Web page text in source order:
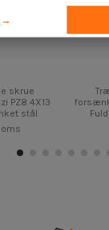
skrue
PZ8 4X13
stål
→